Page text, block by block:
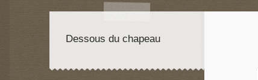
Dessous du chapeau